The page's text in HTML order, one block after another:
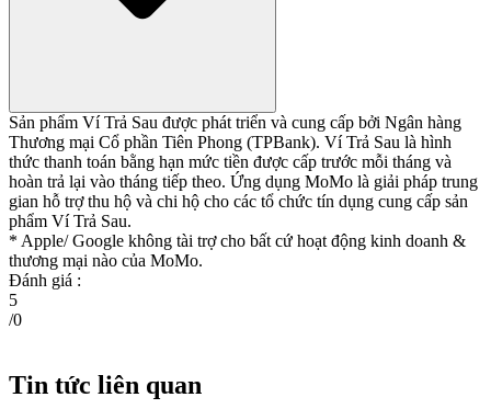
Sản phẩm Ví Trả Sau được phát triển và cung cấp bởi Ngân hàng
Thương mại Cổ phần Tiên Phong (TPBank). Ví Trả Sau là hình
thức thanh toán bằng hạn mức tiền được cấp trước mỗi tháng và
hoàn trả lại vào tháng tiếp theo. Ứng dụng MoMo là giải pháp trung
gian hỗ trợ thu hộ và chi hộ cho các tổ chức tín dụng cung cấp sản
phẩm Ví Trả Sau.
* Apple/ Google không tài trợ cho bất cứ hoạt động kinh doanh &
thương mại nào của MoMo.
Đánh giá :
5
/0
Tin tức liên quan